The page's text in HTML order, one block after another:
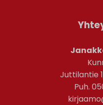
Juttilantie
Puh.